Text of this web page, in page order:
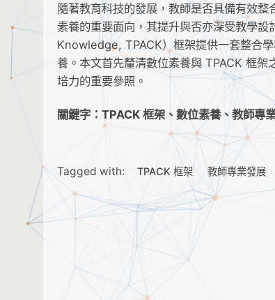
隨著教育科技的發展，教師是否具備有效
素養的重要面向，其提升與否亦深受教學
Knowledge, TPACK）框架提供一套整合
養。本文首先釐清數位素養與 TPACK 框
培力的重要參照。
關鍵字：TPACK 框架、數位素養、教師專
Tagged with: TPACK 框架 教師專業發展